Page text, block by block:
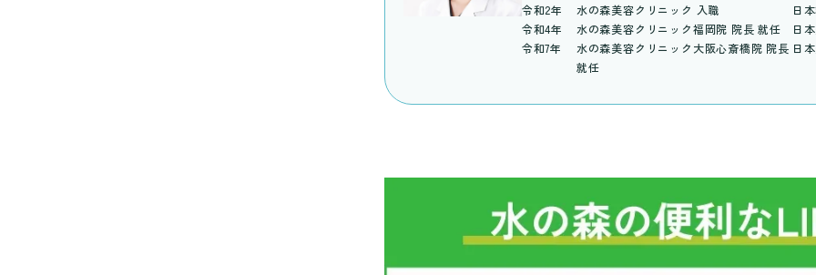
令和2年
水の森美容クリニック 入職
令和4年
水の森美容クリニック福岡院 院長 就任
令和7年
水の森美容クリニック大阪心斎橋院 院長
就任
日
日
日